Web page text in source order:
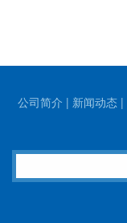
公司简介 | 新闻动态 |